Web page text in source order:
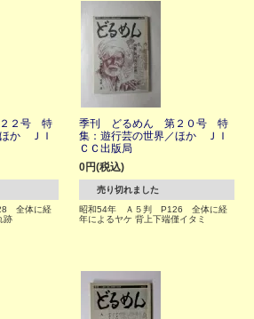
２号 特
か ＪＩ
全体に経
跡
季刊 どるめん 第２０号 特
集：遊行芸の世界／ほか ＪＩ
ＣＣ出版局
0円(税込)
売り切れました
昭和54年 Ａ５判 P126 全体に経
年によるヤケ 背上下端僅イタミ